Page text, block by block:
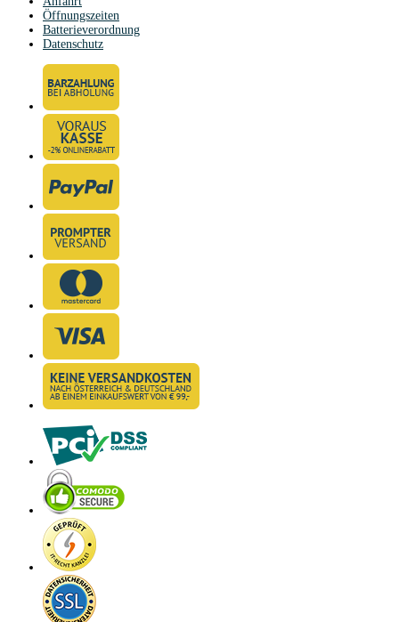
Öffnungszeiten
Batterieverordnung
Datenschutz